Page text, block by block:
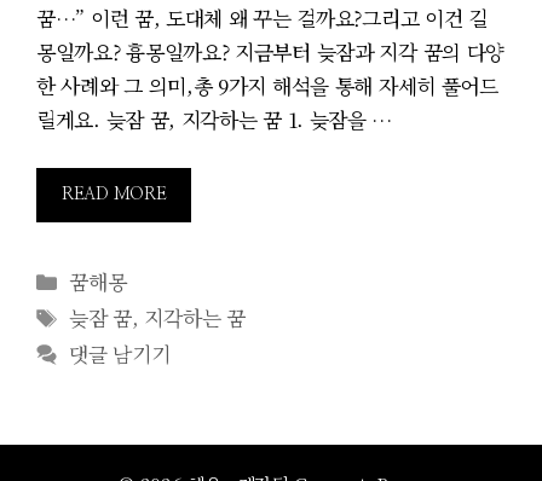
꿈…” 이런 꿈, 도대체 왜 꾸는 걸까요?그리고 이건 길
몽일까요? 흉몽일까요? 지금부터 늦잠과 지각 꿈의 다양
한 사례와 그 의미,총 9가지 해석을 통해 자세히 풀어드
릴게요. 늦잠 꿈, 지각하는 꿈 1. 늦잠을 …
READ MORE
카
테
고
리
꿈해몽
태
그
늦잠 꿈, 지각하는 꿈
댓글 남기기